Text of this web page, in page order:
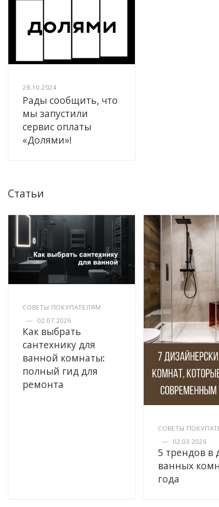
28.10.2024
Рады сообщить, что
мы запустили
сервис оплаты
«Долями»!
Статьи
СОВЕТЫ ПОКУПАТЕЛЯМ
— 02.07.2026
Как выбрать
сантехнику для
ванной комнаты:
полный гид для
ремонта
СОВЕТЫ
— 02.03.2026
5 трендов в
ванных
года